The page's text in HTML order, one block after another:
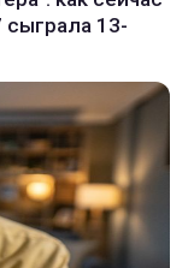
сыграла 13-